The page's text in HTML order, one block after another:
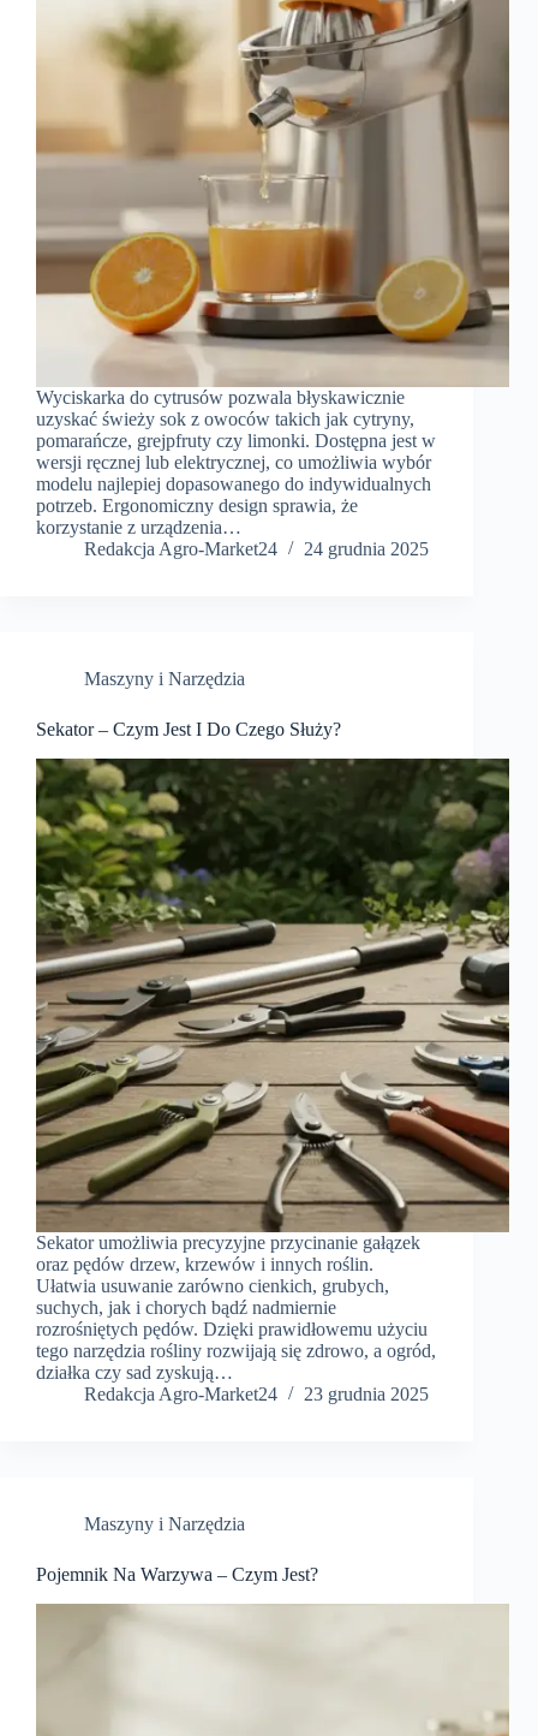
Wyciskarka do cytrusów pozwala błyskawicznie
uzyskać świeży sok z owoców takich jak cytryny,
pomarańcze, grejpfruty czy limonki. Dostępna jest w
wersji ręcznej lub elektrycznej, co umożliwia wybór
modelu najlepiej dopasowanego do indywidualnych
potrzeb. Ergonomiczny design sprawia, że
korzystanie z urządzenia…
Redakcja Agro-Market24
24 grudnia 2025
Maszyny i Narzędzia
Sekator – Czym Jest I Do Czego Służy?
Sekator umożliwia precyzyjne przycinanie gałązek
oraz pędów drzew, krzewów i innych roślin.
Ułatwia usuwanie zarówno cienkich, grubych,
suchych, jak i chorych bądź nadmiernie
rozrośniętych pędów. Dzięki prawidłowemu użyciu
tego narzędzia rośliny rozwijają się zdrowo, a ogród,
działka czy sad zyskują…
Redakcja Agro-Market24
23 grudnia 2025
Maszyny i Narzędzia
Pojemnik Na Warzywa – Czym Jest?